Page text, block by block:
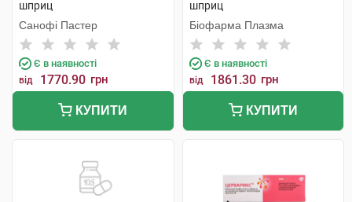
шприц
Санофі Пастер
Є в наявності
від 1770.90 грн
КУПИТИ
шприц
Біофарма Плазма
Є в наявності
від 1861.30 грн
КУПИТИ